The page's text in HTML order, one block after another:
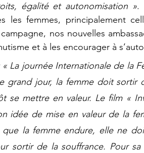
égalité et autonomisation ».
les femmes, principalement
nos nouvelles
et à les encourager à
La journée Internationale de la
grand jour, la femme doit sortir
se mettre en valeur. Le film «
idée de mise en valeur de la
la femme endure, elle ne
sortir de la souffrance. Pour